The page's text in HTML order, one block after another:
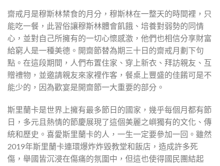
齋戒月是穆斯林禁食的月分，穆斯林在一整天的時間裡，只
能吃一餐，此習俗讓穆斯林體會飢餓、培養對弱勢的同情
心，並對自己所擁有的一切心懷感激，他們也相信分享財富
給窮人是一種美德。開齋節替為期三十日的齋戒月劃下句
點。在這段期間，人們布置住家、穿上新衣、拜訪親友、互
贈禮物，並邀請親友來家裡作客，餐桌上豐盛的佳餚可是不
能少的，因為歡宴是開齋節一大重要的部分。
斯里蘭卡是世界上擁有最多節日的國家，幾乎每個月都有節
日，多元且熱情的節慶展現了這個美麗之嶼獨有的文化、傳
統和歷史。喜愛斯里蘭卡的人，一生一定要參加一回。雖然
2019年斯里蘭卡連環爆炸炸毀教堂和飯店，造成許多死
傷，舉國皆沉浸在傷痛的氛圍中，但這也使得國民團結起